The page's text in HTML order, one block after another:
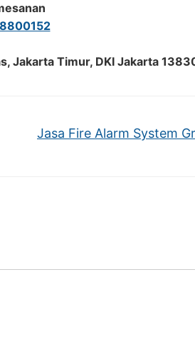
Jakarta Timur, DKI Jakarta
Jasa Fire Alarm System